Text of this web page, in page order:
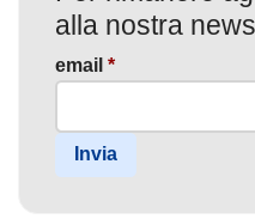
alla nostra
email *
Invia